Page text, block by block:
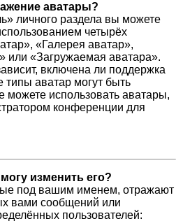
аватары?
личного раздела вы можете
четырёх
«Галерея аватар»,
или «Загружаемая аватара».
включена ли поддержка
типы аватар могут быть
можете использовать аватары,
конференции для
изменить его?
под вашим именем, отражают
вами сообщений или
пользователей: